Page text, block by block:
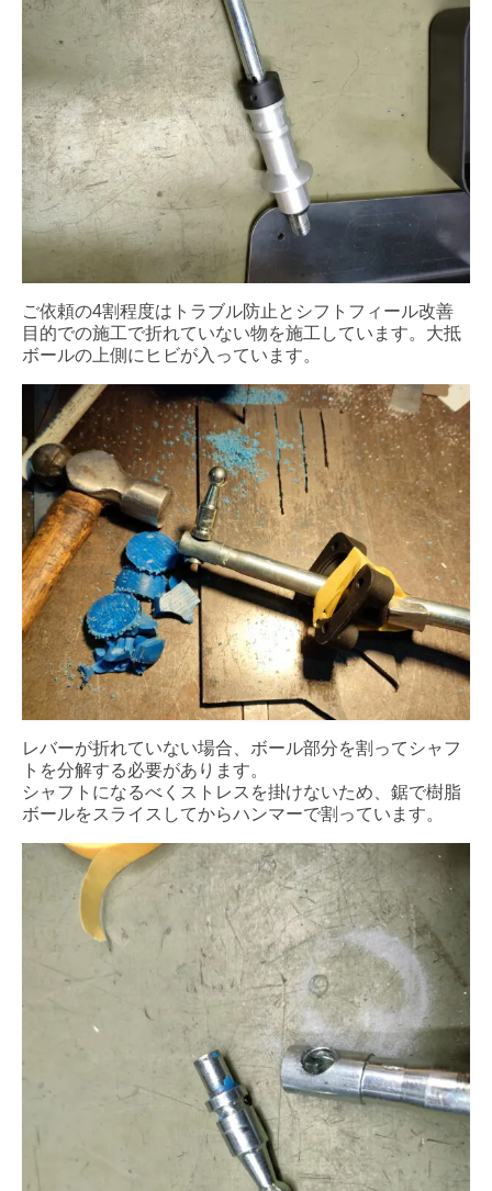
ご依頼の4割程度はトラブル防止とシフトフィール改善
目的での施工で折れていない物を施工しています。大抵
ボールの上側にヒビが入っています。
レバーが折れていない場合、ボール部分を割ってシャフ
トを分解する必要があります。
シャフトになるべくストレスを掛けないため、鋸で樹脂
ボールをスライスしてからハンマーで割っています。